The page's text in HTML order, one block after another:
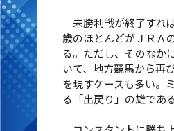
未勝利戦が終了すれ
歳のほとんどがＪＲＡ
る。ただし、そのなか
いて、地方競馬から再
を現すケースも多い。
る「出戻り」の雄である